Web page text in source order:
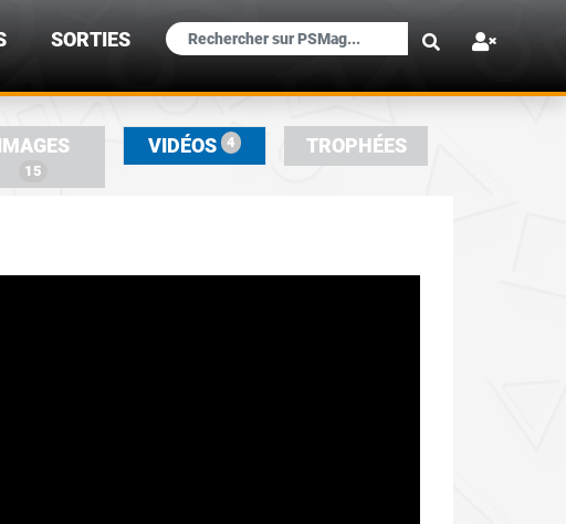
×
SORTIES
IMAGES
15
VIDÉOS 4 TROPHÉES